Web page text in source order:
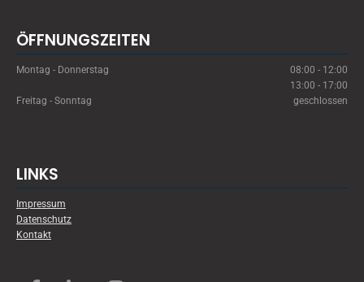
ÖFFNUNGSZEITEN
Montag - Donnerstag
08:00 - 12:00
13:00 - 17:00
Freitag - Sonntag
geschlossen
LINKS
Impressum
Datenschutz
Kontakt